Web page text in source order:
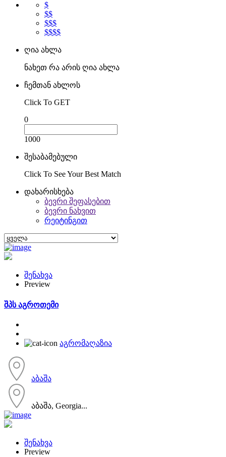
$
$$
$$$
$$$$
ღია ახლა
ნახეთ რა არის ღია ახლა
ჩემთან ახლოს
Click To GET
0
1000
შესაბამებული
Click To See Your Best Match
დახარისხება
ბევრი შეფასებით
ბევრი ნახვით
რეიტინგით
შენახვა
Preview
შპს აგროთემი
აგრომაღაზია
აბაშა
აბაშა, Georgia...
შენახვა
Preview